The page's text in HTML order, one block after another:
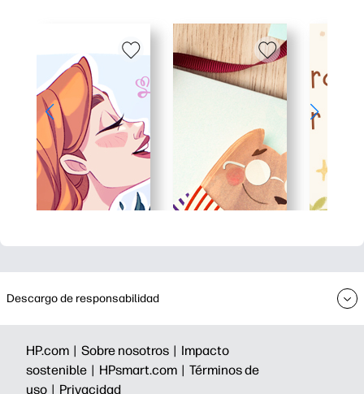
Descargo de responsabilidad
HP.com | Sobre nosotros | Impacto
sostenible | HPsmart.com | Términos de
uso | Privacidad